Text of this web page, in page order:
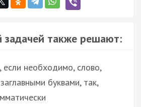
задачей также решают:
если необходимо, слово,
буквами, так,